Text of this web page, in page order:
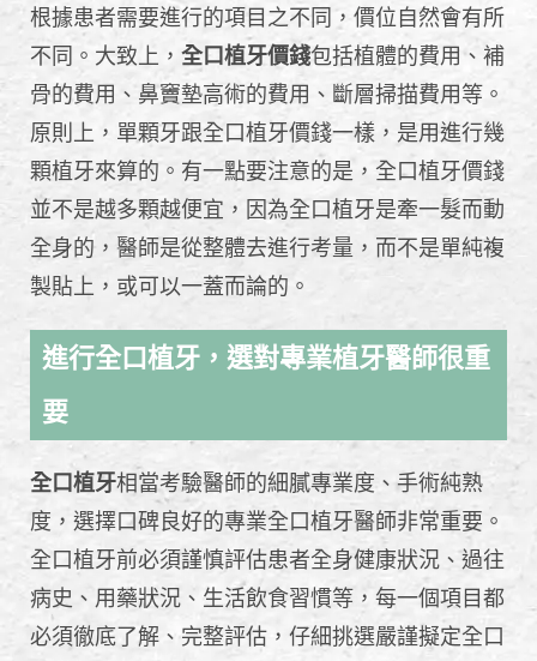
根據患者需要進行的項目之不同，價位自然會有所
不同。大致上， 全口植牙價錢包括植體的費用、補
骨的費用、鼻竇墊高術的費用、斷層掃描費用等。
原則上，單顆牙跟全口植牙價錢一樣，是用進行幾
顆植牙來算的。有一點要注意的是，全口植牙價錢
並不是越多顆越便宜，因為全口植牙是牽一髮而動
全身的，醫師是從整體去進行考量，而不是單純複
製貼上，或可以一蓋而論的。
進行全口植牙，選對專業植牙醫師很重
要
全口植牙相當考驗醫師的細膩專業度、手術純熟
度，選擇口碑良好的專業全口植牙醫師非常重要。
全口植牙前必須謹慎評估患者全身健康狀況、過往
病史、用藥狀況、生活飲食習慣等，每一個項目都
必須徹底了解、完整評估，仔細挑選嚴謹擬定全口